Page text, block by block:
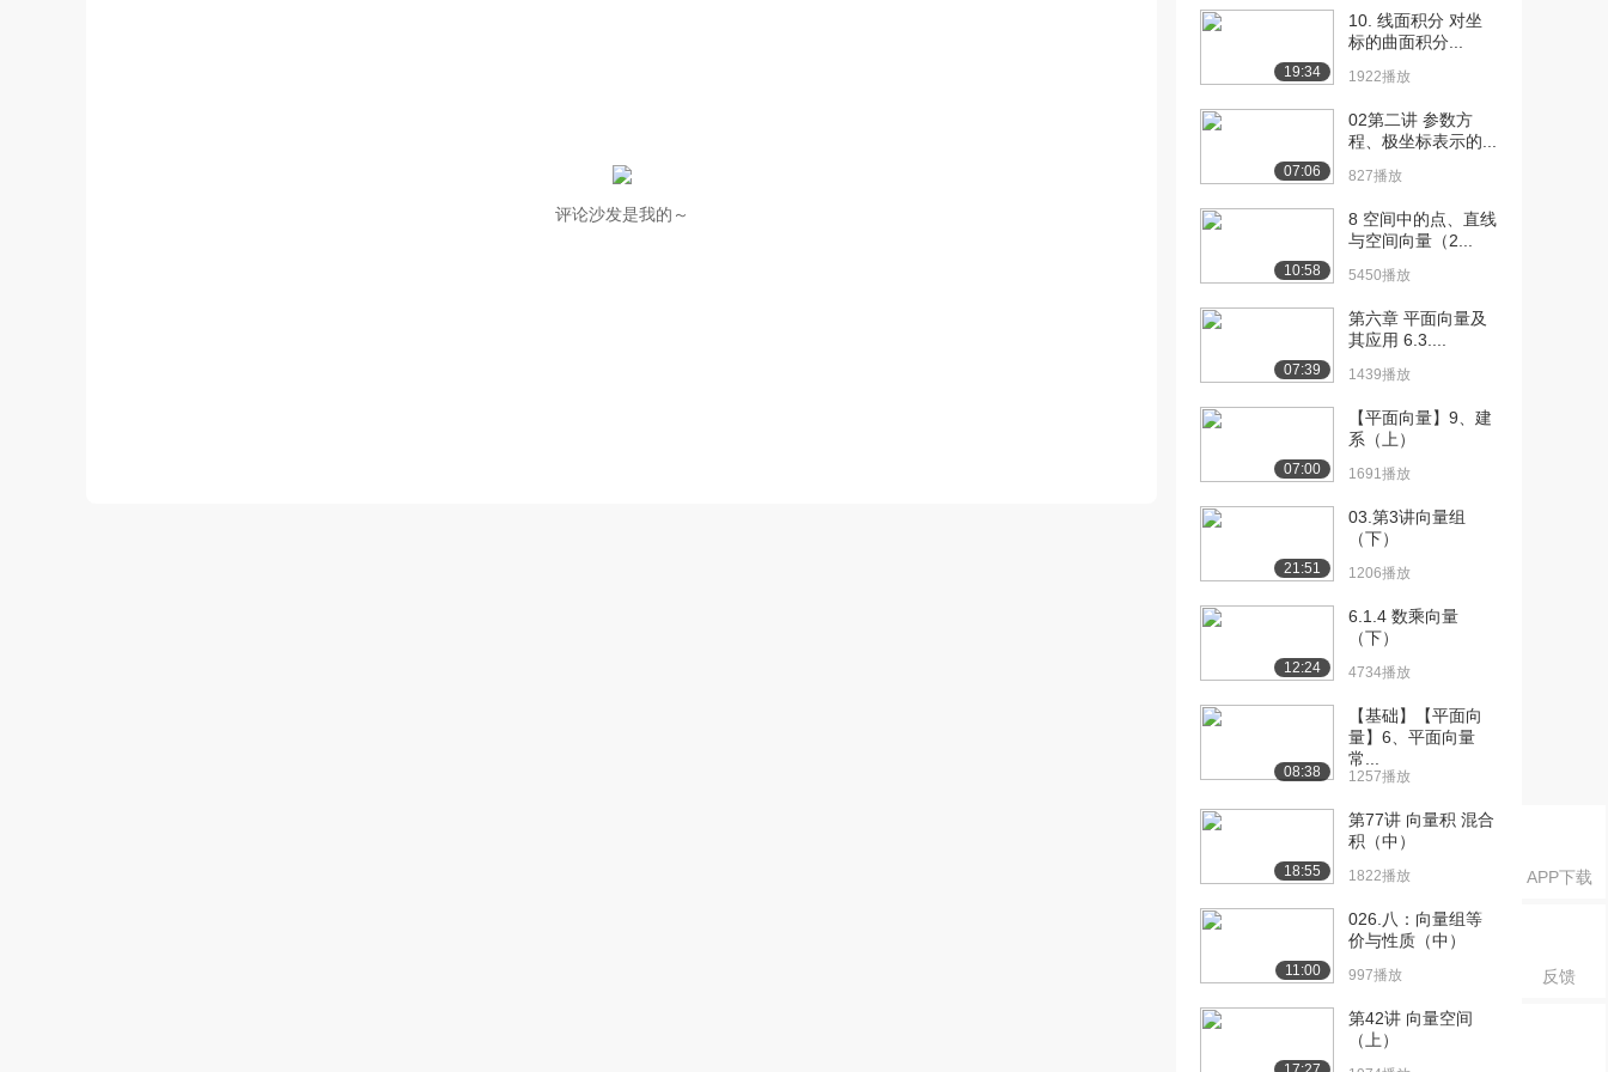
APP下载
反馈
评论沙发是我的～
[13] 向量范例
14.9万播放
25:32
[14] 直线的参数表示
[15] 线性组合和向量张成
20:33
15:45
[17] 线性无关的进一步介
17:37
[18] 线性无关的相关例题
10.8万播放
16:52
[19] 线性子空间
[20] 线性代数——子空间
[21] 向量的点积和模长
[22] 向量点积的性质及证
10:44
[23] 不等式的证明
9.6万播放
16:54
[24] 三角不等式
[26] R3中由点与法向量定
13:52
19:34
10. 线面积分 对坐
标的曲面积分...
1922播放
07:06
02第二讲 参数方
程、极坐标表示的...
827播放
10:58
8 空间中的点、直线
与空间向量（2...
5450播放
07:39
第六章 平面向量及
其应用 6.3....
1439播放
07:00
【平面向量】9、建
系（上）
1691播放
21:51
03.第3讲向量组
（下）
1206播放
12:24
6.1.4 数乘向量
（下）
4734播放
08:38
【基础】【平面向
量】6、平面向量
常...
1257播放
18:55
第77讲 向量积 混合
积（中）
1822播放
11:00
026.八：向量组等
价与性质（中）
997播放
第42讲 向量空间
（上）